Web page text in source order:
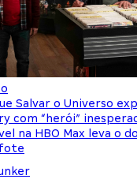
Salvar o Universo
com “herói”
na HBO Max leva o